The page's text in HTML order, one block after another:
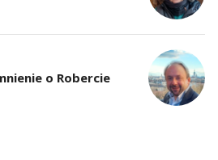
o Robercie